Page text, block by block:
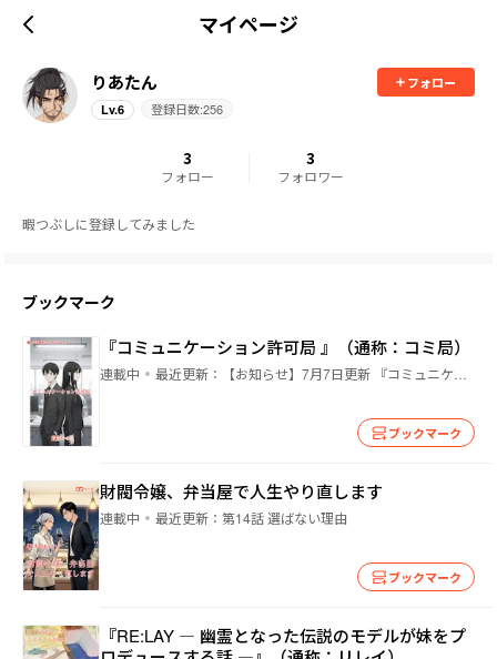
マイページ
りあたん
フォロー
Lv.6 登録日数:256
3
フォロー
3
フォロワー
暇つぶしに登録してみました
ブックマーク
『コミュニケーション許可局 』（通称：コミ局）
連載中 最近更新： 【お知らせ】7月7日更新 『コミュニケーション許可局』について。
ブックマーク
財閥令嬢、弁当屋で人生やり直します
連載中 最近更新： 第14話 選ばない理由
ブックマーク
『RE:LAY ― 幽霊となった伝説のモデルが妹をプ